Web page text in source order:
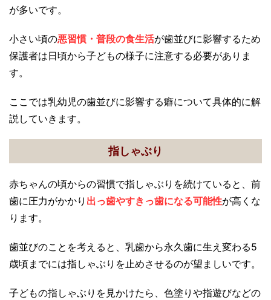
が多いです。
小さい頃の悪習慣・普段の食生活が歯並びに影響するため
保護者は日頃から子どもの様子に注意する必要がありま
す。
ここでは乳幼児の歯並びに影響する癖について具体的に解
説していきます。
指しゃぶり
赤ちゃんの頃からの習慣で指しゃぶりを続けていると、前
歯に圧力がかかり 出っ歯やすきっ歯になる可能性が高くな
ります。
歯並びのことを考えると、乳歯から永久歯に生え変わる5
歳頃までには指しゃぶりを止めさせるのが望ましいです。
子どもの指しゃぶりを見かけたら、色塗りや指遊びなどの